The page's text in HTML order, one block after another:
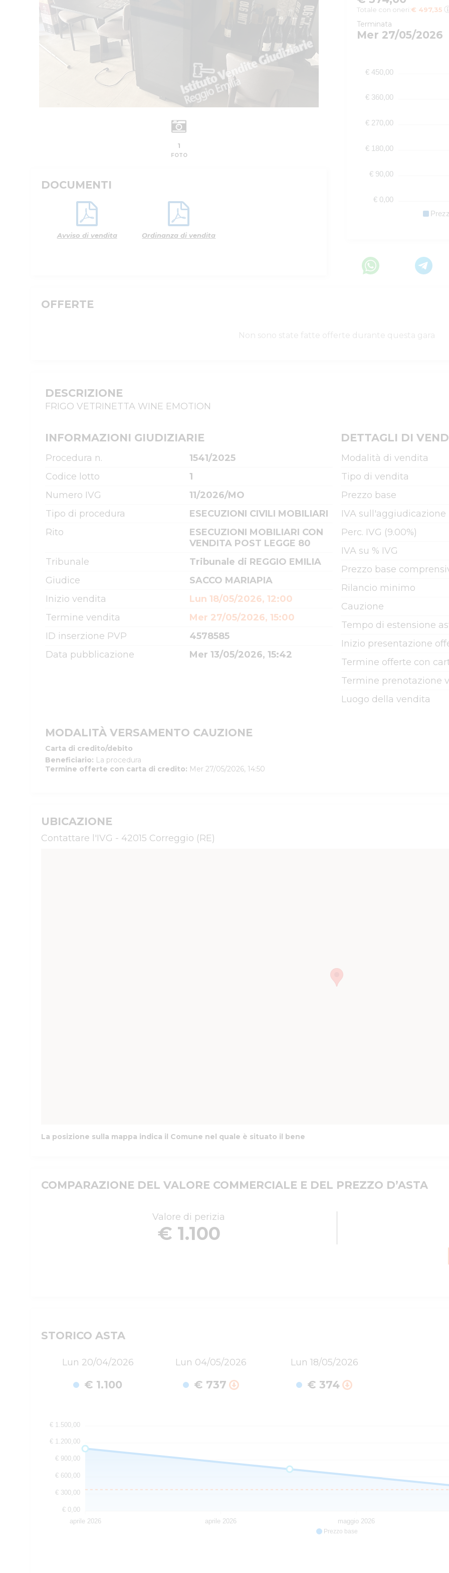
1
FOTO
DOCUMENTI
Avviso di vendita Ordinanza di vendita
Totale con oneri:€ 497,35
Terminata
Mer 27/05/2026
€ 450,00
€ 360,00
€ 270,00
€ 180,00
€ 90,00
€ 0,00
OFFERTE
Non sono state fatte offerte durante questa gara
DESCRIZIONE
FRIGO VETRINETTA WINE EMOTION
INFORMAZIONI GIUDIZIARIE
Procedura n.
1541/2025
Codice lotto
1
Numero IVG
11/2026/MO
Tipo di procedura
ESECUZIONI CIVILI MOBILIARI
Rito
ESECUZIONI MOBILIARI CON
VENDITA POST LEGGE 80
Tribunale
Tribunale di REGGIO EMILIA
Giudice
SACCO MARIAPIA
Inizio vendita
Lun 18/05/2026, 12:00
Termine vendita
Mer 27/05/2026, 15:00
ID inserzione PVP
4578585
Data pubblicazione
Mer 13/05/2026, 15:42
DETTAGLI DI
Modalità di vendita
Tipo di vendita
Prezzo base
IVA sull'aggiudicazione
Perc. IVG (9.00%)
IVA su % IVG
Prezzo base
Rilancio minimo
Cauzione
Tempo di estensione
Inizio presentazione
Termine offerte con
Termine prenotazione
Luogo della vendita
MODALITÀ VERSAMENTO CAUZIONE
Carta di credito/debito
Beneficiario: La procedura
Termine offerte con carta di credito: Mer 27/05/2026, 14:50
UBICAZIONE
Contattare l'IVG - 42015 Correggio (RE)
La posizione sulla mappa indica il Comune nel quale è situato il bene
COMPARAZIONE DEL VALORE COMMERCIALE E DEL PREZZO D’ASTA
Valore di perizia
€ 1.100
STORICO ASTA
Lun 20/04/2026
€ 1.100
Lun 04/05/2026
€ 737
Lun 18/05/2026
€ 374
Prezzo base
aprile 2026 aprile 2026 maggio 2026
€ 1.500,00
€ 1.200,00
€ 900,00
€ 600,00
€ 300,00
€ 0,00